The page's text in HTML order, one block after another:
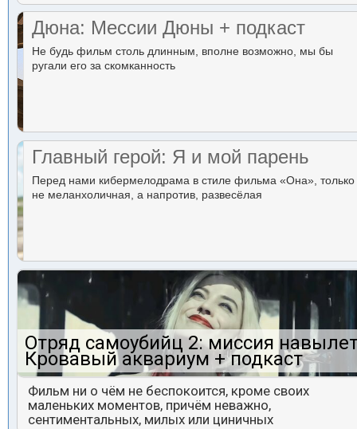
Дюна: Мессии Дюны + подкаст
Не будь фильм столь длинным, вполне возможно, мы бы
ругали его за скомканность
Главный герой: Я и мой парень
Перед нами кибермелодрама в стиле фильма «Она», только
не меланхоличная, а напротив, развесёлая
Отряд самоубийц 2: миссия
Кровавый аквариум + подкаст
Фильм ни о чём не беспокоится, кроме своих
маленьких моментов, причём неважно,
сентиментальных, милых или циничных